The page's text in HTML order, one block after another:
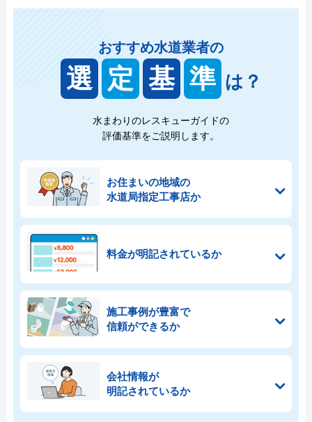
おすすめ水道業者の
選 定 基 準 は？
水まわりのレスキューガイドの
評価基準をご説明します。
お住まいの地域の
水道局指定工事店か
料金が明記されているか
施工事例が豊富で
信頼ができるか
会社情報が
明記されているか